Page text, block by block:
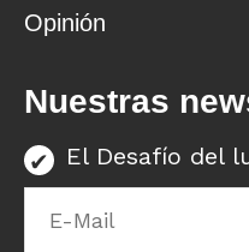
Opinión
Nuestras
El Desafío del